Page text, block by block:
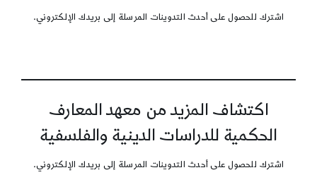
اشترك للحصول على أحدث التدوينات المرسلة إلى بريدك الإلكتروني.
اكتشاف المزيد من معهد المعارف
الحكمية للدراسات الدينية والفلسفية
اشترك للحصول على أحدث التدوينات المرسلة إلى بريدك الإلكتروني.